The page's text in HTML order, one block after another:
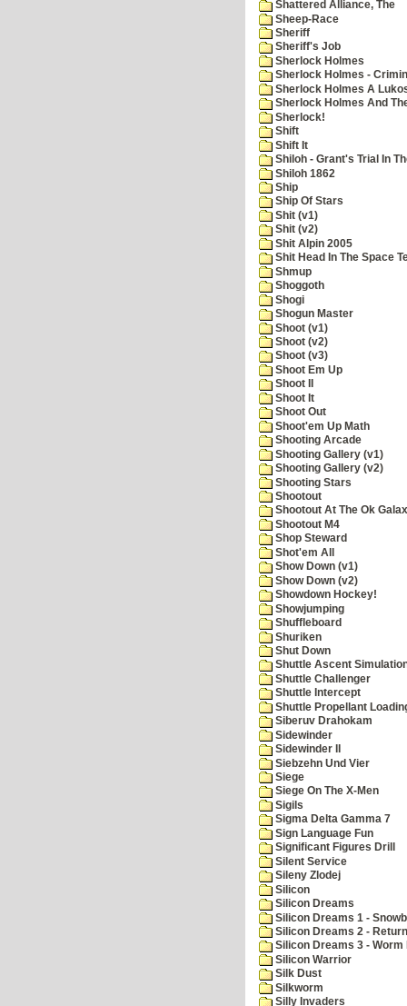
Shattered Alliance, The
Sheep-Race
Sheriff
Sheriff's Job
Sherlock Holmes
Sherlock Holmes -
Sherlock Holmes A
Sherlock Holmes And
Sherlock!
Shift
Shift It
Shiloh - Grant's Trial In
Shiloh 1862
Ship
Ship Of Stars
Shit (v1)
Shit (v2)
Shit Alpin 2005
Shit Head In The Space
Shmup
Shoggoth
Shogi
Shogun Master
Shoot (v1)
Shoot (v2)
Shoot (v3)
Shoot Em Up
Shoot II
Shoot It
Shoot Out
Shoot'em Up Math
Shooting Arcade
Shooting Gallery (v1)
Shooting Gallery (v2)
Shooting Stars
Shootout
Shootout At The Ok
Shootout M4
Shop Steward
Shot'em All
Show Down (v1)
Show Down (v2)
Showdown Hockey!
Showjumping
Shuffleboard
Shuriken
Shut Down
Shuttle Ascent
Shuttle Challenger
Shuttle Intercept
Shuttle Propellant
Siberuv Drahokam
Sidewinder
Sidewinder II
Siebzehn Und Vier
Siege
Siege On The X-Men
Sigils
Sigma Delta Gamma 7
Sign Language Fun
Significant Figures Drill
Silent Service
Sileny Zlodej
Silicon
Silicon Dreams
Silicon Dreams 1 -
Silicon Dreams 2 -
Silicon Dreams 3 - Worm
Silicon Warrior
Silk Dust
Silkworm
Silly Invaders